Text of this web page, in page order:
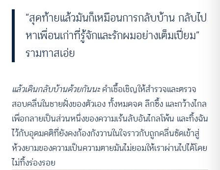
“สุดท้ายแล้วมันก็เหมือนการกลับบ้าน กลับไป
หาเพื่อนเก่าที่รู้จักและรักผมอย่างเต็มเปี่ยม”
รามทาสเอ่ย
แล้วเดินกลับบ้านด้วยกันนะคำเชื้อเชิญให้สำรวจและตรวจ
สอบคลื่นในชายฝั่งของตัวเอง ทั้งหมดจด ลึกซึ้ง และกว้างไกล
เพื่อกลายเป็นส่วนหนึ่งของความเร้นลับอันไกลโพ้น และทิ้งฉัน
ไว้กับอุดมคติที่ยังคงก้องกังวานในใจราวกับถูกคลื่นซัดเข้าสู่
ห้วงยามของความเป็นความตายมันไม่ยอมให้เราผ่านไปได้โดย
ไม่ทิ้งร่องรอย